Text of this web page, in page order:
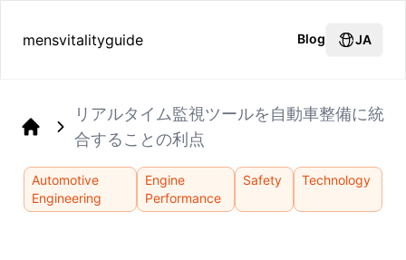
mensvitalityguide Blog JA
リアルタイム監視ツールを自動車整備に統
合することの利点
Automotive
Engineering
Engine
Performance
Safety Technology